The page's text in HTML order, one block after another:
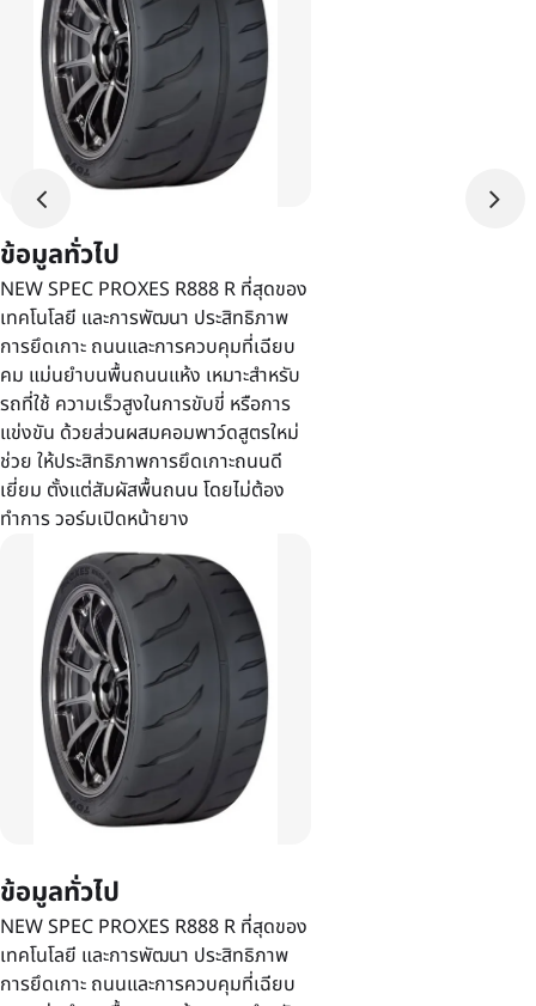
ข้อมูลทั่วไป
NEW SPEC PROXES R888 R ที่สุดของ
เทคโนโลยี และการพัฒนา ประสิทธิภาพ
การยึดเกาะ ถนนและการควบคุมที่เฉียบ
คม แม่นยำบนพื้นถนนแห้ง เหมาะสำหรับ
รถที่ใช้ ความเร็วสูงในการขับขี่ หรือการ
แข่งขัน ด้วยส่วนผสมคอมพาว์ดสูตรใหม่
ช่วย ให้ประสิทธิภาพการยึดเกาะถนนดี
เยี่ยม ตั้งแต่สัมผัสพื้นถนน โดยไม่ต้อง
ทำการ วอร์มเปิดหน้ายาง
ข้อมูลทั่วไป
NEW SPEC PROXES R888 R ที่สุดของ
เทคโนโลยี และการพัฒนา ประสิทธิภาพ
การยึดเกาะ ถนนและการควบคุมที่เฉียบ